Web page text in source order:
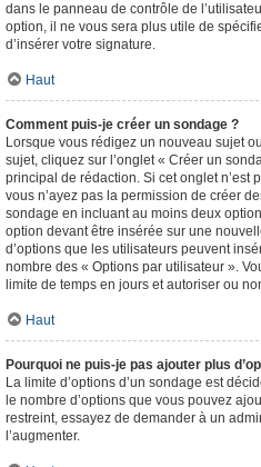
dans le panneau de contrôle de
option, il ne vous sera plus utile de
d’insérer votre signature.
Haut
Comment puis-je créer un sondage ?
Lorsque vous rédigez un nouveau sujet
sujet, cliquez sur l’onglet « Créer un
principal de rédaction. Si cet onglet n’est
vous n’ayez pas la permission de créer
sondage en incluant au moins deux
option devant être insérée sur une
d’options que les utilisateurs peuvent
nombre des « Options par utilisateur ».
limite de temps en jours et autoriser ou
Haut
Pourquoi ne puis-je pas ajouter plus
La limite d’options d’un sondage est
le nombre d’options que vous pouvez
restreint, essayez de demander à un
l’augmenter.